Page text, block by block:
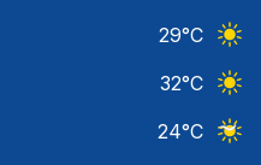
29°C
32°C
24°C